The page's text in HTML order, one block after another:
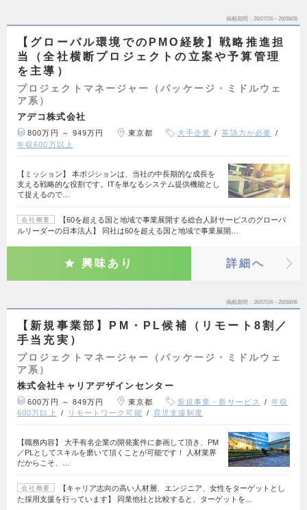
掲載期間 26/07/24～26/08/06
【グローバル環境でのPMO経験】戦略推進担
当（全社横断プロジェクトの立案や予算管理
を主導）
プロジェクトマネージャー（パッケージ・ミドルウェ
ア系）
アデコ株式会社
800万円 ～ 949万円 東京都 大手企業
英語力が必要
年収600万以上
【ミッション】 本ポジションは、当社の中長期的な成長を
支える戦略的な役割です。ITを単なるシステム提供機能とし
て捉えるので…
会社概要
【60を超える国と地域で事業展開する総合人財サービスのグローバ
ルリーダーの日本法人】 同社は60を超える国と地域で事業展開…
興味あり 詳細へ
掲載期間 26/07/24～26/08/06
【新規事業部】PM・PL候補（リモート8割／
手当充実）
プロジェクトマネージャー（パッケージ・ミドルウェ
ア系）
株式会社キャリアデザインセンター
600万円 ～ 849万円 東京都 新規事業・新サービス
年収
600万以上
リモートワーク可能 育児支援制度
【職務内容】 大手有名企業の開発案件に参画して頂き、PM
／PLとしてスキルを磨いて頂くことが可能です！ 人材業界
だからこそ、…
会社概要
【キャリア志向の高い人材層、エンジニア、女性をターゲットとし
た採用支援を行っています】 同業他社と比較すると、ターゲットを…